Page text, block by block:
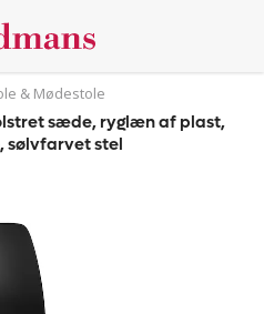
& Mødestole
sæde, ryglæn af plast,
sølvfarvet stel